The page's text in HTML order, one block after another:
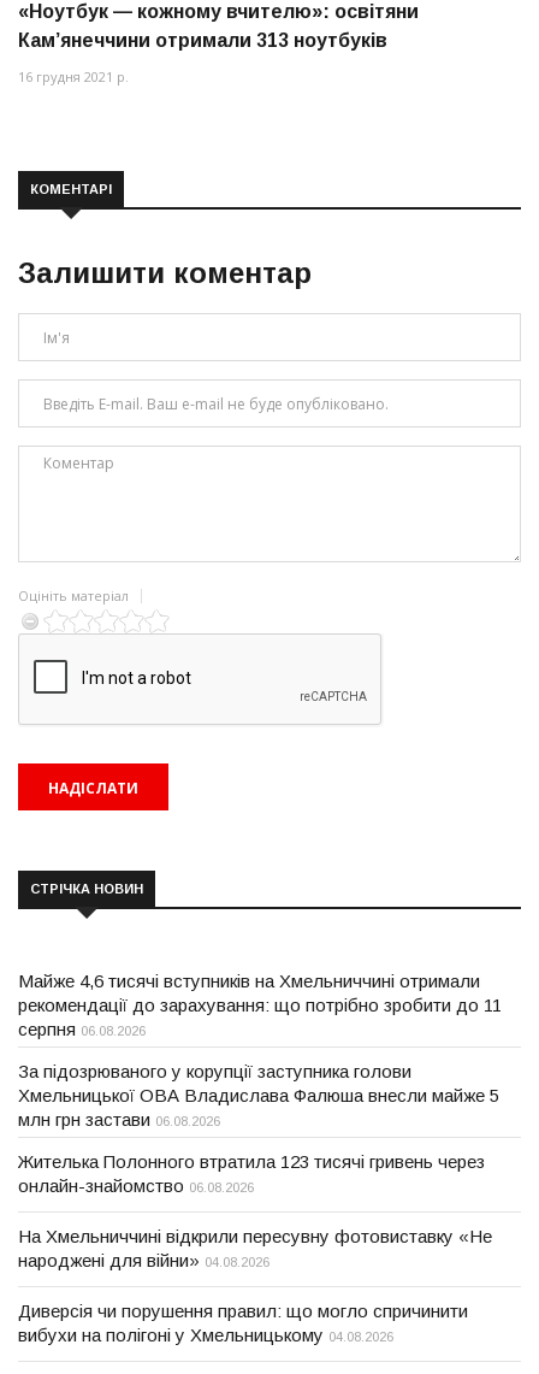
«Ноутбук — кожному вчителю»: освітяни
Кам’янеччини отримали 313 ноутбуків
16 грудня 2021 р.
КОМЕНТАРІ
Залишити коментар
Оцініть матеріал
СТРІЧКА НОВИН
Майже 4,6 тисячі вступників на Хмельниччині отримали
рекомендації до зарахування: що потрібно зробити до 11
серпня 06.08.2026
За підозрюваного у корупції заступника голови
Хмельницької ОВА Владислава Фалюша внесли майже 5
млн грн застави 06.08.2026
Жителька Полонного втратила 123 тисячі гривень через
онлайн-знайомство 06.08.2026
На Хмельниччині відкрили пересувну фотовиставку «Не
народжені для війни» 04.08.2026
Диверсія чи порушення правил: що могло спричинити
вибухи на полігоні у Хмельницькому 04.08.2026